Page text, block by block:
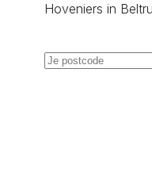
Hoveniers in